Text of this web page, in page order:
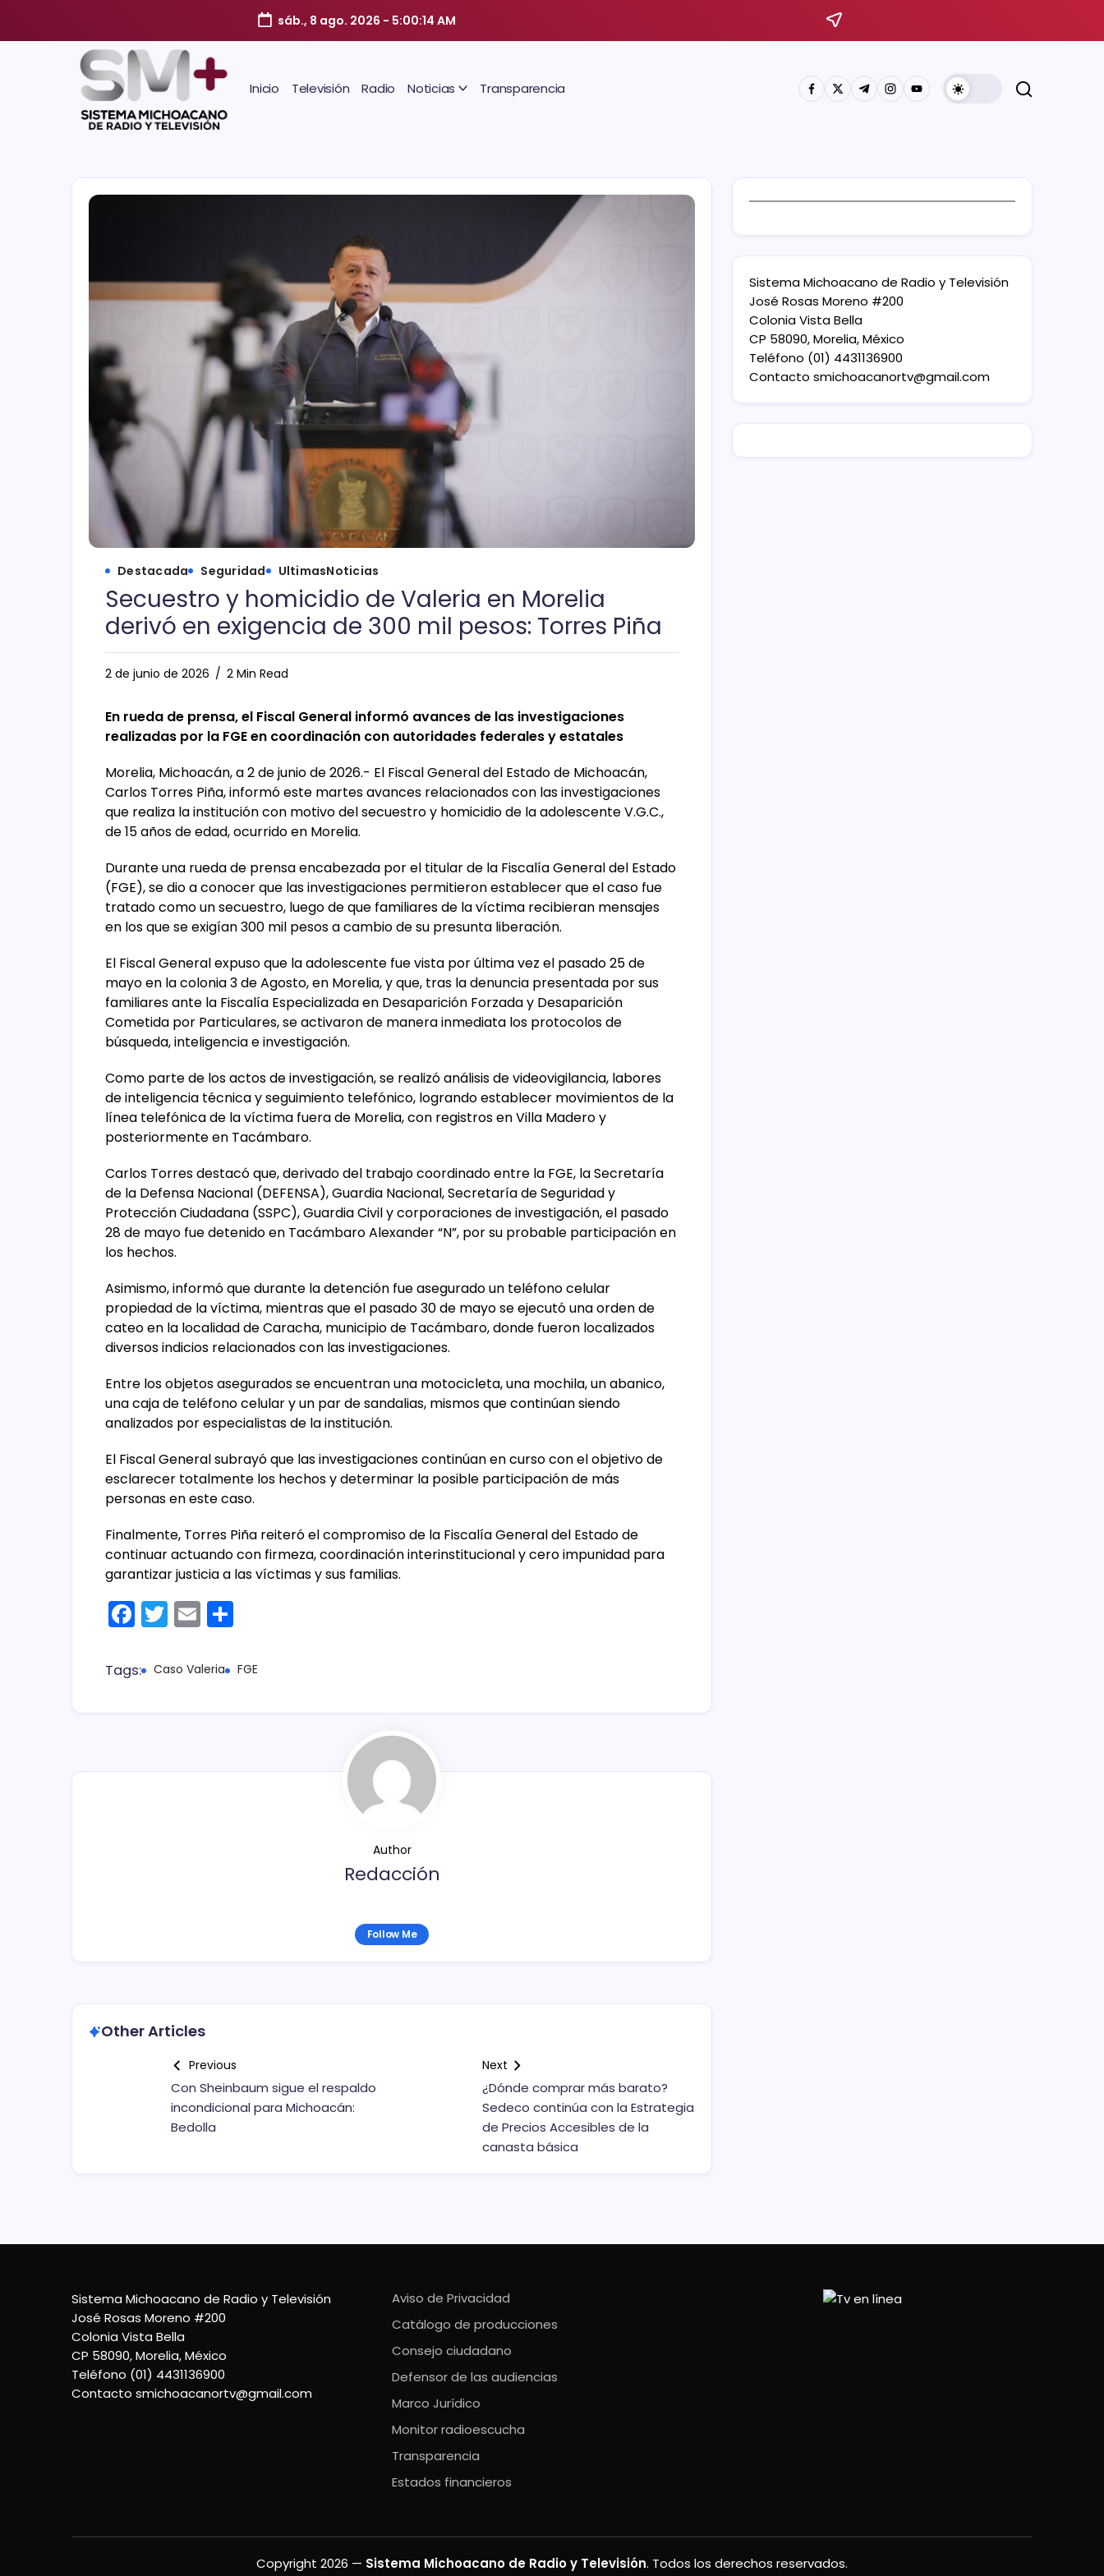
sáb., 8 ago. 2026 - 5:00:14 AM
Inicio Televisión Radio Noticias Transparencia
Destacada Seguridad UltimasNoticias
Secuestro y homicidio de Valeria en Morelia
derivó en exigencia de 300 mil pesos: Torres Piña
2 de junio de 2026 2 Min Read
En rueda de prensa, el Fiscal General informó avances de las investigaciones
realizadas por la FGE en coordinación con autoridades federales y estatales
Morelia, Michoacán, a 2 de junio de 2026.- El Fiscal General del Estado de Michoacán,
Carlos Torres Piña, informó este martes avances relacionados con las investigaciones
que realiza la institución con motivo del secuestro y homicidio de la adolescente V.G.C.,
de 15 años de edad, ocurrido en Morelia.
Durante una rueda de prensa encabezada por el titular de la Fiscalía General del Estado
(FGE), se dio a conocer que las investigaciones permitieron establecer que el caso fue
tratado como un secuestro, luego de que familiares de la víctima recibieran mensajes
en los que se exigían 300 mil pesos a cambio de su presunta liberación.
El Fiscal General expuso que la adolescente fue vista por última vez el pasado 25 de
mayo en la colonia 3 de Agosto, en Morelia, y que, tras la denuncia presentada por sus
familiares ante la Fiscalía Especializada en Desaparición Forzada y Desaparición
Cometida por Particulares, se activaron de manera inmediata los protocolos de
búsqueda, inteligencia e investigación.
Como parte de los actos de investigación, se realizó análisis de videovigilancia, labores
de inteligencia técnica y seguimiento telefónico, logrando establecer movimientos de la
línea telefónica de la víctima fuera de Morelia, con registros en Villa Madero y
posteriormente en Tacámbaro.
Carlos Torres destacó que, derivado del trabajo coordinado entre la FGE, la Secretaría
de la Defensa Nacional (DEFENSA), Guardia Nacional, Secretaría de Seguridad y
Protección Ciudadana (SSPC), Guardia Civil y corporaciones de investigación, el pasado
28 de mayo fue detenido en Tacámbaro Alexander “N”, por su probable participación en
los hechos.
Asimismo, informó que durante la detención fue asegurado un teléfono celular
propiedad de la víctima, mientras que el pasado 30 de mayo se ejecutó una orden de
cateo en la localidad de Caracha, municipio de Tacámbaro, donde fueron localizados
diversos indicios relacionados con las investigaciones.
Entre los objetos asegurados se encuentran una motocicleta, una mochila, un abanico,
una caja de teléfono celular y un par de sandalias, mismos que continúan siendo
analizados por especialistas de la institución.
El Fiscal General subrayó que las investigaciones continúan en curso con el objetivo de
esclarecer totalmente los hechos y determinar la posible participación de más
personas en este caso.
Finalmente, Torres Piña reiteró el compromiso de la Fiscalía General del Estado de
continuar actuando con firmeza, coordinación interinstitucional y cero impunidad para
garantizar justicia a las víctimas y sus familias.
F
c
T
itt
E
ai m
Tags: Caso Valeria FGE
Author
Redacción
Follow Me
Other Articles
Previous
Con Sheinbaum sigue el respaldo
incondicional para Michoacán:
Bedolla
Next
¿Dónde comprar más barato?
Sedeco continúa con la Estrategia
de Precios Accesibles de la
canasta básica
Sistema Michoacano de Radio y Televisión
José Rosas Moreno #200
Colonia Vista Bella
CP 58090, Morelia, México
Teléfono (01) 4431136900
Contacto smichoacanortv@gmail.com
Sistema Michoacano de Radio y Televisión
José Rosas Moreno #200
Colonia Vista Bella
CP 58090, Morelia, México
Teléfono (01) 4431136900
Contacto smichoacanortv@gmail.com
Aviso de Privacidad
Catálogo de producciones
Consejo ciudadano
Defensor de las audiencias
Marco Jurídico
Monitor radioescucha
Transparencia
Estados financieros
Copyright 2026 — Sistema Michoacano de Radio y Televisión. Todos los derechos reservados.